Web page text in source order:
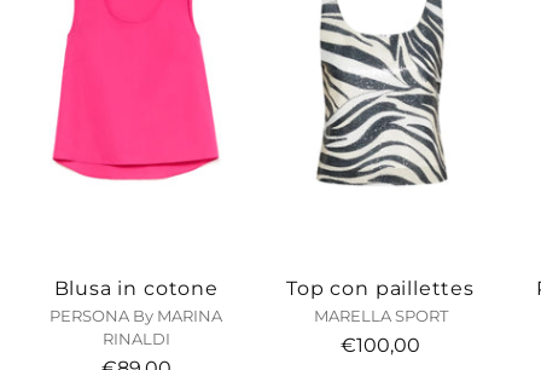
Blusa in cotone
PERSONA By MARINA
RINALDI
Top con paillettes
MARELLA SPORT
€100,00